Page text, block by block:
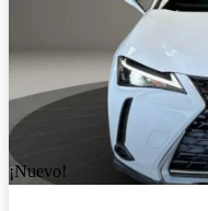
¡Nuevo!